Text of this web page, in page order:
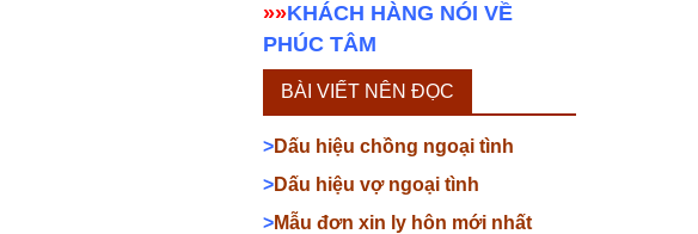
»»KHÁCH HÀNG NÓI VỀ
PHÚC TÂM
BÀI VIẾT NÊN ĐỌC
>Dấu hiệu chồng ngoại tình
>Dấu hiệu vợ ngoại tình
>Mẫu đơn xin ly hôn mới nhất